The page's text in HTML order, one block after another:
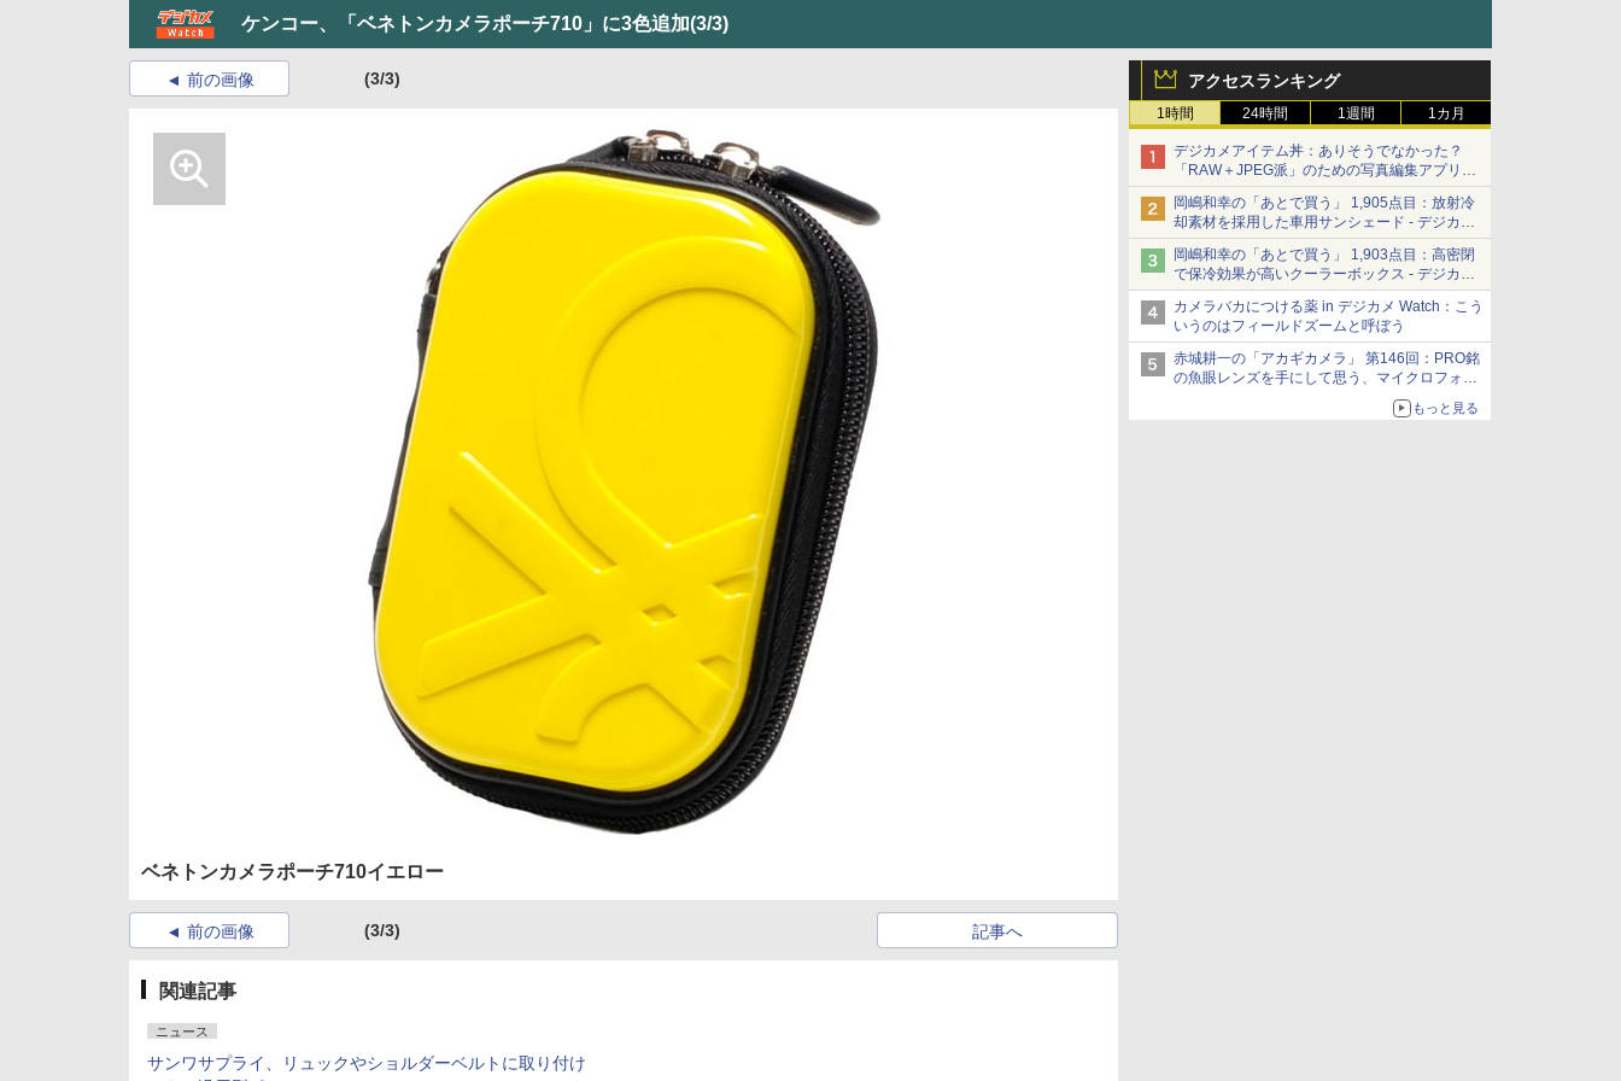
ケンコー、「ベネトンカメラポーチ710」に3色追加(3/3)
アクセスランキング
1時間 24時間 1週間 1カ月
デジカメアイテム丼：ありそうでなかった？
「RAW＋JPEG派」のための写真編集アプリ
カメラデフォルトのJPEGを大切にする
「Filmator」
岡嶋和幸の「あとで買う」 1,905点目：放射冷
却素材を採用した車用サンシェード - デジカメ
Watch
岡嶋和幸の「あとで買う」 1,903点目：高密閉
で保冷効果が高いクーラーボックス - デジカメ
Watch
カメラバカにつける薬 in デジカメ Watch：こう
いうのはフィールドズームと呼ぼう
赤城耕一の「アカギカメラ」 第146回：PRO銘
の魚眼レンズを手にして思う、マイクロフォー
もっと見る
前の画像 (3/3)
ベネトンカメラポーチ710イエロー
前の画像 (3/3) 記事へ
関連記事
ニュース
サンワサプライ、リュックやショルダーベルトに取り付け